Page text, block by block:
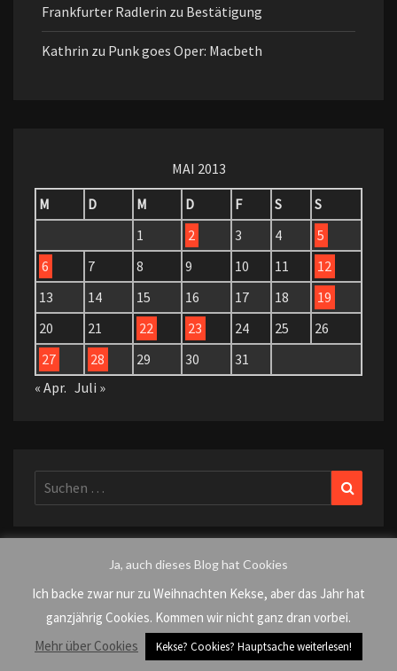
Frankfurter Radlerin zu Bestätigung
Kathrin zu Punk goes Oper: Macbeth
MAI 2013
M
D M D F S
S
1
2 3 4
5
6
7 8 9 10 11
12
13
14 15 16 17 18
19
20
21 22 23 24 25
26
27
28 29 30
31
« Apr. Juli »
Suchen
nach:
KATEGORIEN
AlleDürfen
Ja, auch dieses Blog hat Cookies
Ich backe zwar nur zu Weihnachten Kekse, aber das Jahr hat
ganzjährig Cookies. Kommen wir nicht ganz dran vorbei.
Mehr über Cookies
Kekse? Cookies? Hauptsache weiterlesen!